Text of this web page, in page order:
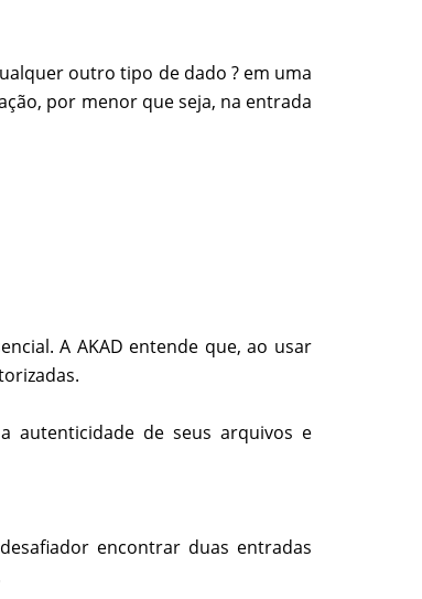
outro tipo de dado ? em uma
por menor que seja, na entrada
A AKAD entende que, ao usar
autenticidade de seus arquivos e
encontrar duas entradas